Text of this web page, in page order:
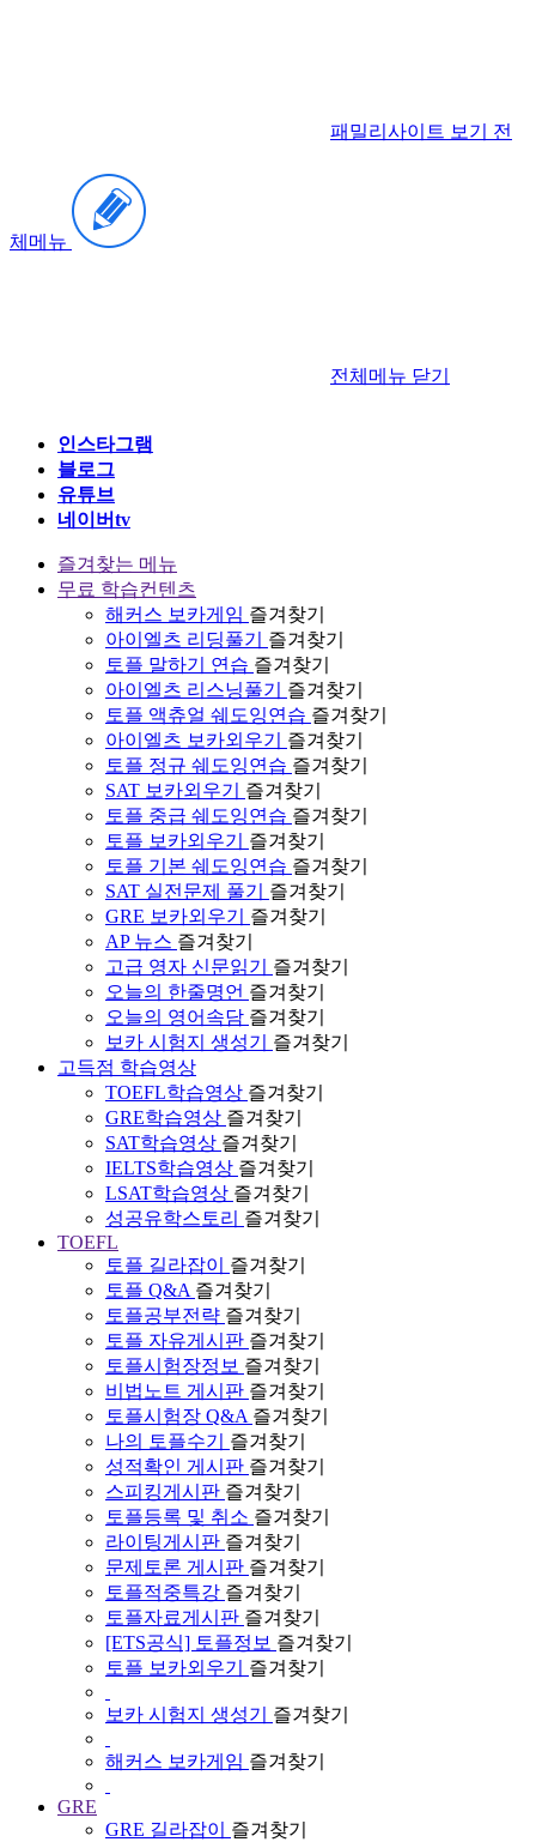
패밀리사이트 보기 전
체메뉴
전체메뉴 닫기
인스타그램
블로그
유튜브
네이버tv
즐겨찾는 메뉴
무료 학습컨텐츠
해커스 보카게임 즐겨찾기
아이엘츠 리딩풀기
즐겨찾기
토플 말하기 연습 즐겨찾기
아이엘츠 리스닝풀기
즐겨찾기
토플 액츄얼 쉐도잉연습 즐겨찾기
아이엘츠 보카외우기
즐겨찾기
토플 정규 쉐도잉연습 즐겨찾기
SAT 보카외우기
즐겨찾기
토플 중급 쉐도잉연습 즐겨찾기
토플 보카외우기
즐겨찾기
토플 기본 쉐도잉연습 즐겨찾기
SAT 실전문제 풀기
즐겨찾기
GRE 보카외우기
즐겨찾기
AP 뉴스 즐겨찾기
고급 영자 신문읽기
즐겨찾기
오늘의 한줄명언 즐겨찾기
오늘의 영어속담 즐겨찾기
보카 시험지 생성기
즐겨찾기
고득점 학습영상
TOEFL학습영상 즐겨찾기
GRE학습영상 즐겨찾기
SAT학습영상 즐겨찾기
IELTS학습영상 즐겨찾기
LSAT학습영상 즐겨찾기
성공유학스토리 즐겨찾기
TOEFL
토플 길라잡이
즐겨찾기
토플 Q&A 즐겨찾기
토플공부전략 즐겨찾기
토플 자유게시판 즐겨찾기
토플시험장정보 즐겨찾기
비법노트 게시판 즐겨찾기
토플시험장 Q&A 즐겨찾기
나의 토플수기
즐겨찾기
성적확인 게시판 즐겨찾기
스피킹게시판 즐겨찾기
토플등록 및 취소 즐겨찾기
라이팅게시판 즐겨찾기
문제토론 게시판 즐겨찾기
토플적중특강 즐겨찾기
토플자료게시판 즐겨찾기
[ETS공식] 토플정보 즐겨찾기
토플 보카외우기
즐겨찾기
보카 시험지 생성기 즐겨찾기
해커스 보카게임 즐겨찾기
GRE
GRE 길라잡이
즐겨찾기